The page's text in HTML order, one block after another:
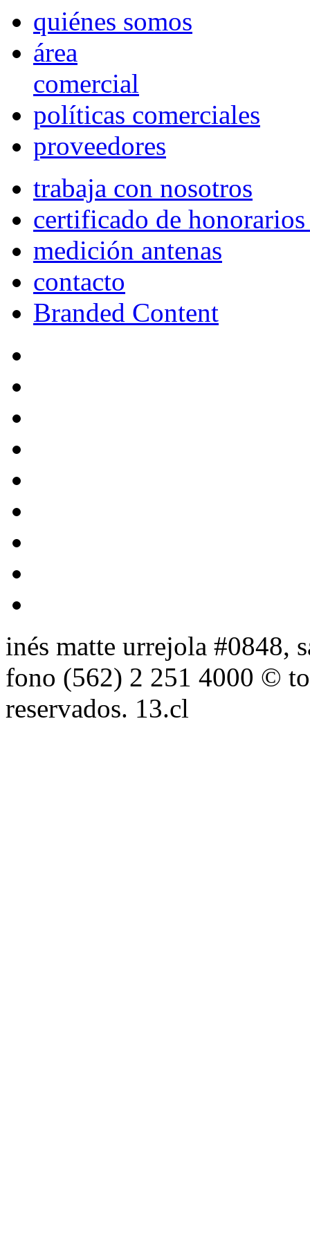
quiénes somos
área
comercial
políticas comerciales
proveedores
trabaja con nosotros
certificado de
medición antenas
contacto
Branded Content
inés matte urrejola #0848,
fono (562) 2 251 4000 ©
reservados. 13.cl